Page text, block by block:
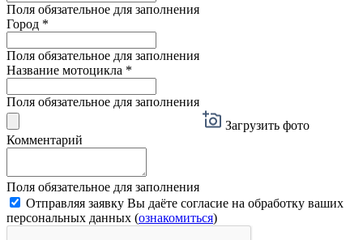
Поля обязательное для заполнения
Город *
Поля обязательное для заполнения
Название мотоцикла *
Поля обязательное для заполнения
Загрузить фото
Комментарий
Поля обязательное для заполнения
Отправляя заявку Вы даёте согласие на обработку ваших
персональных данных (ознакомиться)